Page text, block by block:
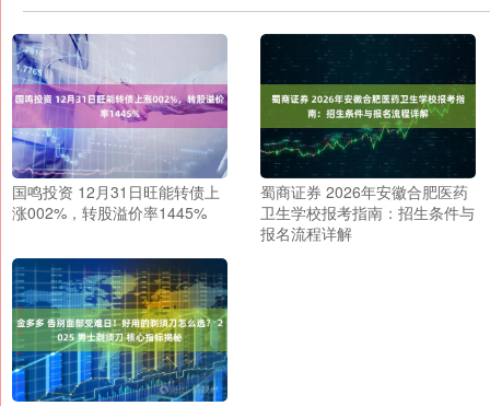
国鸣投资 12月31日旺能转债上
涨002%，转股溢价率1445%
蜀商证券 2026年安徽合肥医药
卫生学校报考指南：招生条件与
报名流程详解